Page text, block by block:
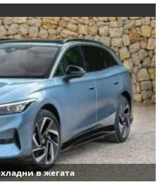
в жегата